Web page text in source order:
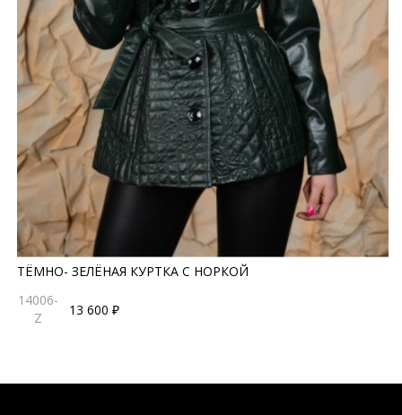
ТЁМНО- ЗЕЛЁНАЯ КУРТКА С НОРКОЙ
14006-
Z
13 600 ₽